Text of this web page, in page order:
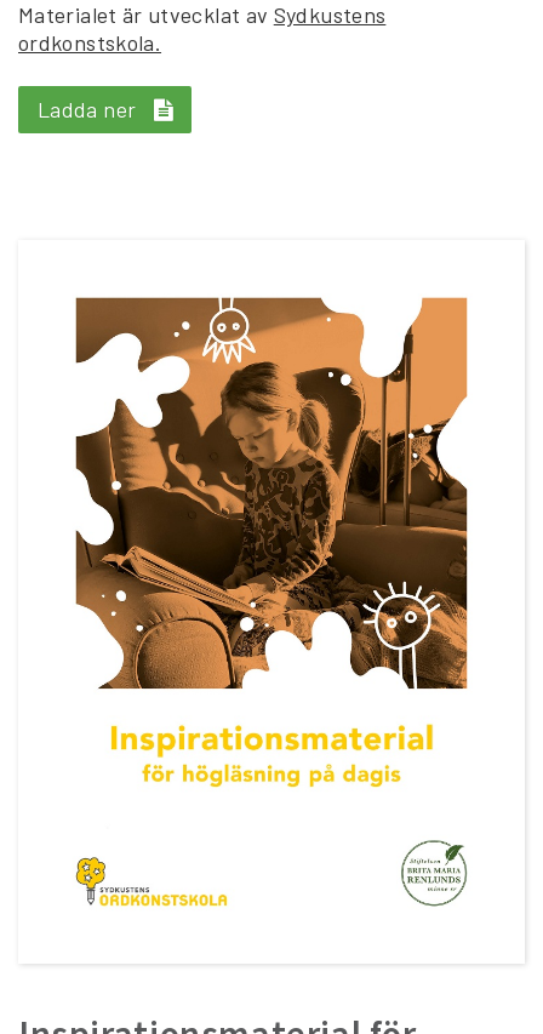
Materialet är utvecklat av Sydkustens
ordkonstskola.
Ladda ner